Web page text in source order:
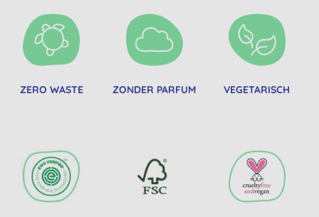
ZERO WASTE ZONDER PARFUM VEGETARISCH